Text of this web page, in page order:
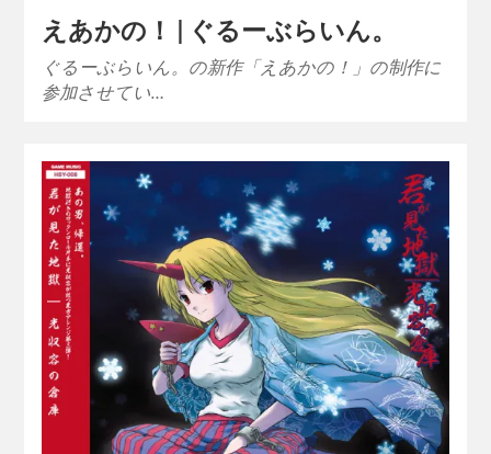
えあかの！ | ぐるーぶらいん。
ぐるーぶらいん。の新作「えあかの！」の制作に
参加させてい…